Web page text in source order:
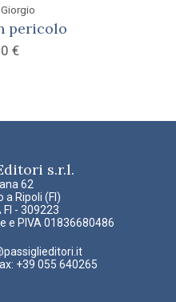
pericolo
€
s.r.l.
62
a Ripoli (FI)
FI - 309223
e PIVA 01836680486
+39 055 640265